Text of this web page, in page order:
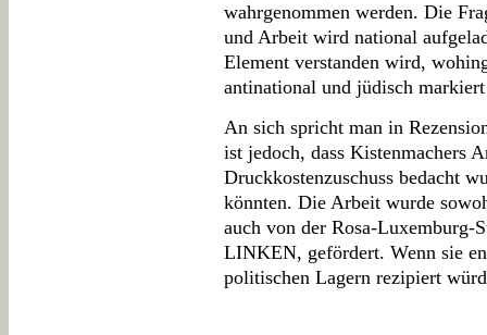
wahrgenommen werden. Die
und Arbeit wird national
Element verstanden wird,
antinational und jüdisch
An sich spricht man in
ist jedoch, dass Kistenmachers
Druckkostenzuschuss bedacht
könnten. Die Arbeit wurde
auch von der Rosa-Luxemburg-
LINKEN, gefördert. Wenn sie
politischen Lagern rezipiert